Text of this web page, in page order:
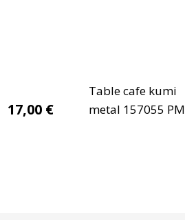
17,00 €
Table cafe kumi
metal 157055 PM